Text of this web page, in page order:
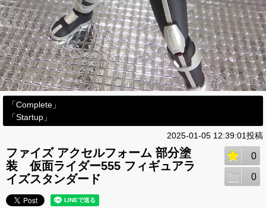
「Complete」
「Startup」
2025-01-05 12:39:01投稿
ファイズ アクセルフォーム 部分塗
装 仮面ライダー555 フィギュアラ
イズスタンダード
0
0